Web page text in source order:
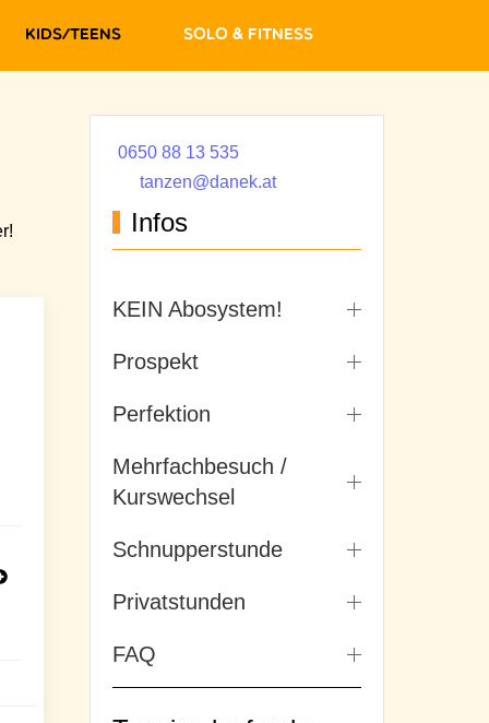
Kids/Teens Solo & Fitness
0650 88 13 535
tanzen@danek.at
Infos
KEIN Abosystem!
Prospekt
Perfektion
Mehrfachbesuch /
Kurswechsel
Schnupperstunde
Privatstunden
FAQ